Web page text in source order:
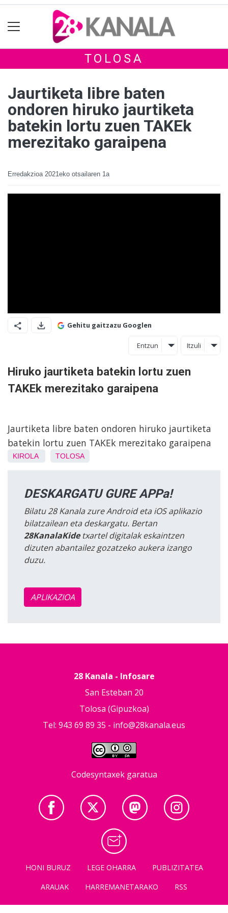
TOLOSA
Jaurtiketa libre baten
ondoren hiruko jaurtiketa
batekin lortu zuen TAKEk
merezitako garaipena
Erredakzioa 2021eko otsailaren 1a
Gehitu gaitzazu Googlen
Entzun Itzuli
Hiruko jaurtiketa batekin lortu zuen
TAKEk merezitako garaipena
Jaurtiketa libre baten ondoren hiruko jaurtiketa
batekin lortu zuen TAKEk merezitako garaipena
KIROLA TOLOSA
DESKARGATU GURE APPa!
Bilatu 28 Kanala zure Android eta iOS aplikazio
bilatzailean eta deskargatu. Bertan
28KanalaKidetxartel digitalak eskaintzen
dizuten abantailez gozatzeko aukera izango
duzu.
APLIKAZIOA
28 Kanala - Infosare
San Esteban 20
Tolosa (Gipuzkoa)
Tel: 943 69 89 35 - info@28kanala.eus
Codesyntaxek garatua
HONI BURUZ LEGE OHARRA
PUBLIZITATEA
ARAUAK
HARREMANETARAKO RSS